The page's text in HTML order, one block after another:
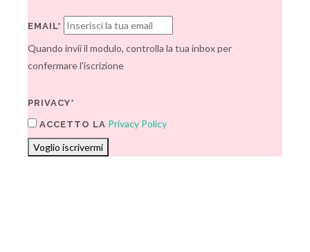
EMAIL*
Quando invii il modulo, controlla la tua inbox per
confermare l'iscrizione
PRIVACY*
ACCETTO LA Privacy Policy
Voglio iscrivermi